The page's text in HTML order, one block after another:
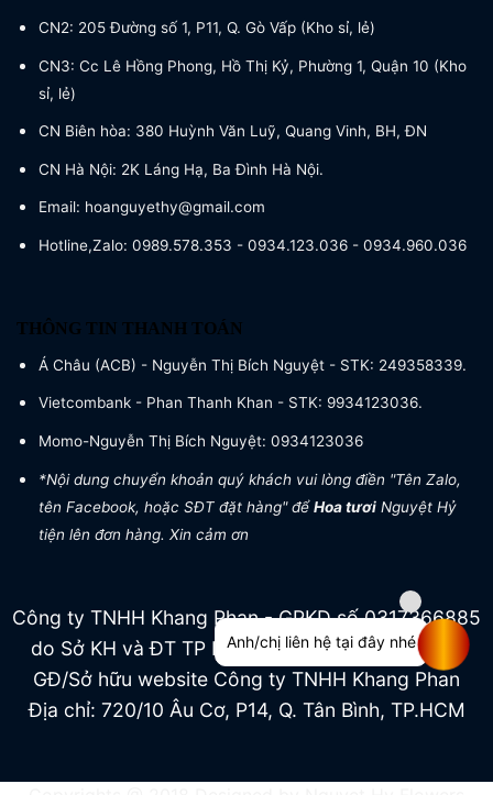
CN2: 205 Đường số 1, P11, Q. Gò Vấp (Kho sỉ, lẻ)
CN3: Cc Lê Hồng Phong, Hồ Thị Kỷ, Phường 1, Quận 10 (Kho
sỉ, lẻ)
CN Biên hòa: 380 Huỳnh Văn Luỹ, Quang Vinh, BH, ĐN
CN Hà Nội: 2K Láng Hạ, Ba Đình Hà Nội.
Email: hoanguyethy@gmail.com
Hotline,Zalo: 0989.578.353 - 0934.123.036 - 0934.960.036
THÔNG TIN THANH TOÁN
Á Châu (ACB) - Nguyễn Thị Bích Nguyệt - STK: 249358339.
Vietcombank - Phan Thanh Khan - STK: 9934123036.
Momo-Nguyễn Thị Bích Nguyệt: 0934123036
*Nội dung chuyển khoản quý khách vui lòng điền "Tên Zalo,
tên Facebook, hoặc SĐT đặt hàng" đểHoa tươi Nguyệt Hỷ
tiện lên đơn hàng. Xin cảm ơn
Công ty TNHH Khang Phan - GPKD số 0317366885
do Sở KH và ĐT TP HCM cấp ngày 04/07/2022
GĐ/Sở hữu website Công ty TNHH Khang Phan
Địa chỉ: 720/10 Âu Cơ, P14, Q. Tân Bình, TP.HCM
Anh/chị liên hệ tại đây nhé